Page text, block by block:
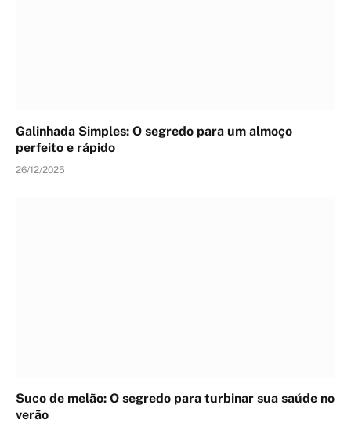
Galinhada Simples: O segredo para um almoço
perfeito e rápido
26/12/2025
Suco de melão: O segredo para turbinar sua saúde no
verão